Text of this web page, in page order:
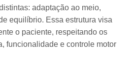
adaptação ao meio,
equilíbrio. Essa estrutura visa
o paciente, respeitando os
funcionalidade e controle motor